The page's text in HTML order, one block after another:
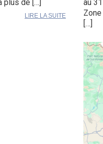
plus de […]
LIRE LA SUITE
au
[…]